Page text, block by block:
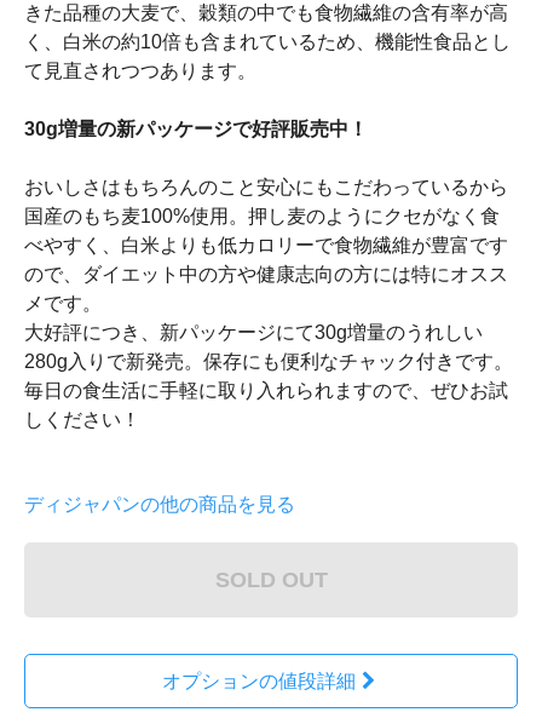
きた品種の大麦で、穀類の中でも食物繊維の含有率が高
く、白米の約10倍も含まれているため、機能性食品とし
て見直されつつあります。
30g増量の新パッケージで好評販売中！
おいしさはもちろんのこと安心にもこだわっているから
国産のもち麦100%使用。押し麦のようにクセがなく食
べやすく、白米よりも低カロリーで食物繊維が豊富です
ので、ダイエット中の方や健康志向の方には特にオスス
メです。
大好評につき、新パッケージにて30g増量のうれしい
280g入りで新発売。保存にも便利なチャック付きです。
毎日の食生活に手軽に取り入れられますので、ぜひお試
しください！
ディジャパンの他の商品を見る
SOLD OUT
オプションの値段詳細